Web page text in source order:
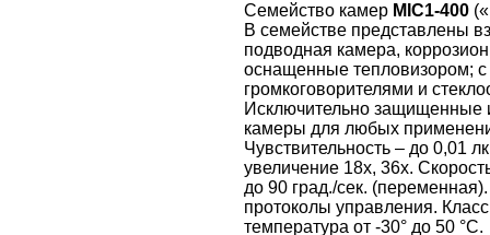
Семейство камер MIC1-400
В семействе представлены
подводная камера,
оснащенные тепловизором;
громкоговорителями и
Исключительно
камеры для любых
Чувствительность – до 0,01
увеличение 18х, 36х.
до 90 град./сек.
протоколы управления.
температура от -30° до 50 °С.